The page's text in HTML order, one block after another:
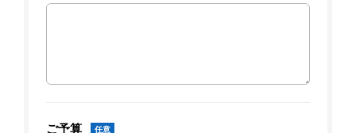
ご予算 任意